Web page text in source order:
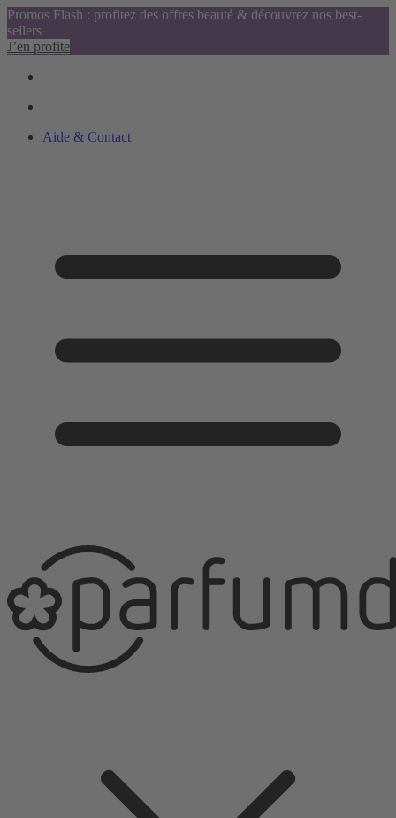
Promos Flash : profitez des offres beauté & découvrez nos best-
sellers
J’en profite
Aide & Contact